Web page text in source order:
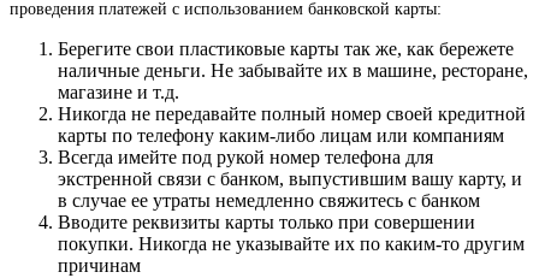
проведения платежей с использованием банковской карты:
Берегите свои пластиковые карты так же, как бережете
наличные деньги. Не забывайте их в машине, ресторане,
магазине и т.д.
Никогда не передавайте полный номер своей кредитной
карты по телефону каким-либо лицам или компаниям
Всегда имейте под рукой номер телефона для
экстренной связи с банком, выпустившим вашу карту, и
в случае ее утраты немедленно свяжитесь с банком
Вводите реквизиты карты только при совершении
покупки. Никогда не указывайте их по каким-то другим
причинам